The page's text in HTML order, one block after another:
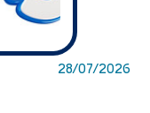
28/07/2026